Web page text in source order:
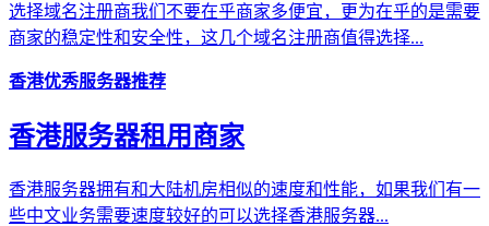
选择域名注册商我们不要在乎商家多便宜，更为在乎的是需要
商家的稳定性和安全性，这几个域名注册商值得选择...
香港优秀服务器推荐
香港服务器租用商家
香港服务器拥有和大陆机房相似的速度和性能，如果我们有一
些中文业务需要速度较好的可以选择香港服务器...